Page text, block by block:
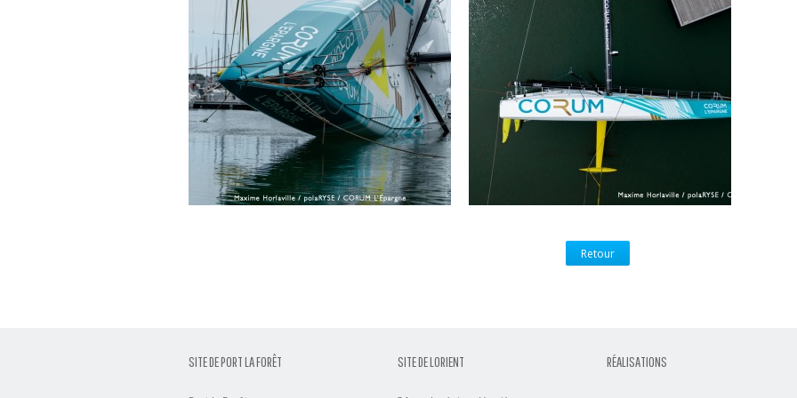
Retour
SITE DE PORT LA FORÊT SITE DE LORIENT RÉALISATIONS